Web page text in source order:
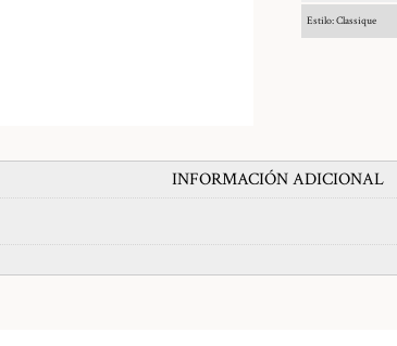
Estilo: Classique
INFORMACIÓN ADICIONAL